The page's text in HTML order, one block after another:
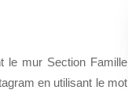
le mur Section Famille
en utilisant le mot